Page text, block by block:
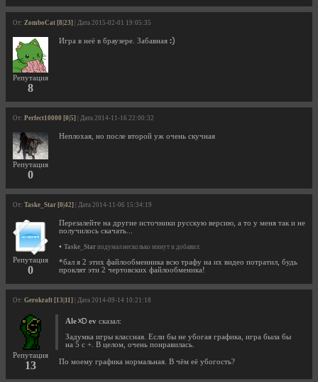
От: ZomboCat [8|23] | Дата 2015-02-01 19:05:35
Репутация
8
Игра в неё в браузере. Забавная
От: Perfect10000 [0|5] | Дата 2014-11-16 22:00:32
Репутация
0
Неплохая, но после второй уж очень скучная
От: Taske_Star [0|42] | Дата 2014-11-06 15:34:19
Репутация
0
Перезалейте на другие источники русскую версию, а то у меня так и не
получилось скачать...
• Taske_Star подумал несколько минут и добавил:
*бал я 2 этих файлообменника всю трафу на их видео потратил, будь
проклят эти 2 чертовских файлообменика!
От: Gerokraft [13|11] | Дата 2014-09-14 10:21:18
Репутация
13
Ale ev сказал:
Задумка игры классная. Если бы не убогая графика, игра была бы
на 5 с +. В целом, очень понравилась.
По моему графика нормальная. В чём её убогость?